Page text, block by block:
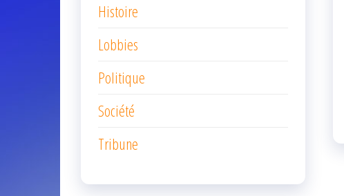
Histoire
Lobbies
Politique
Société
Tribune